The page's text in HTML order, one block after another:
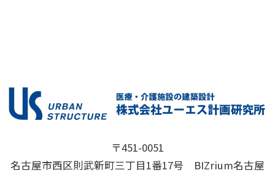
〒451-0051
名古屋市西区則武新町三丁目1番17号 BIZrium名古屋